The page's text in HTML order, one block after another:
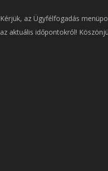
Kérjük, az Ügyfélfogadás
az aktuális időpontokról!